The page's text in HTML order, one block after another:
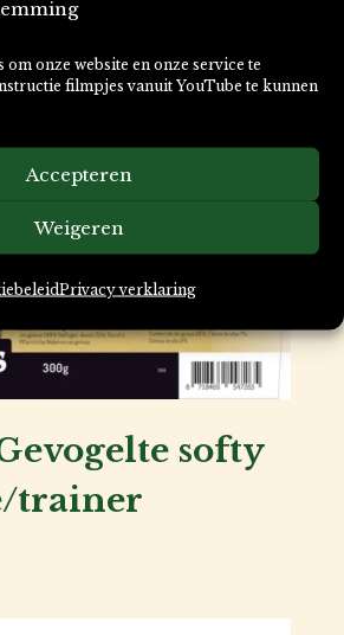
onze website en onze service te
filmpjes vanuit YouTube te kunnen
Accepteren
Weigeren
Privacy verklaring
€ 8,95
softy
trainer